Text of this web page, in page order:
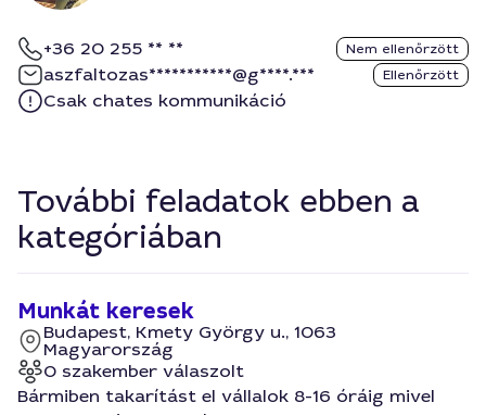
+36 20 255 ** ** Nem ellenőrzött
aszfaltozas***********@g****.*** Ellenőrzött
Csak chates kommunikáció
További feladatok ebben a
kategóriában
Munkát keresek
Budapest, Kmety György u., 1063
Magyarország
0 szakember válaszolt
Bármiben takarítást el vállalok 8-16 óráig mivel